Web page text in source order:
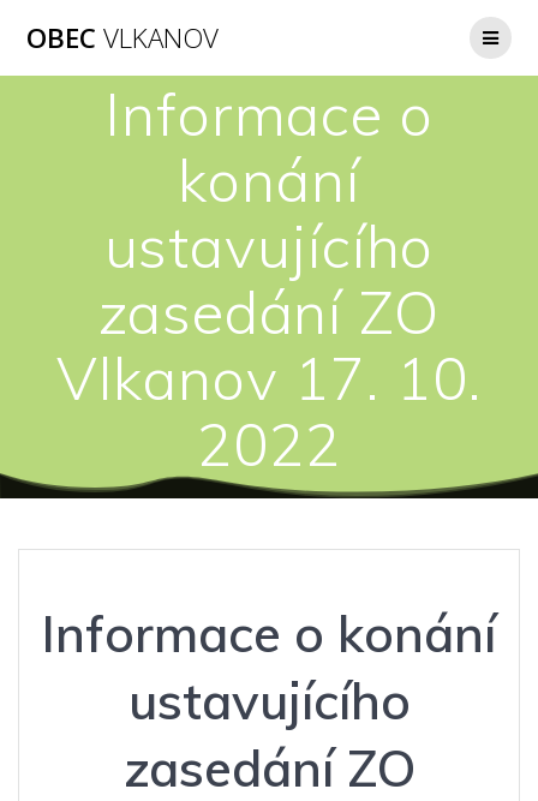
OBEC VLKANOV
Informace o
konání
ustavujícího
zasedání ZO
Vlkanov 17. 10.
2022
Informace o konání
ustavujícího
zasedání ZO